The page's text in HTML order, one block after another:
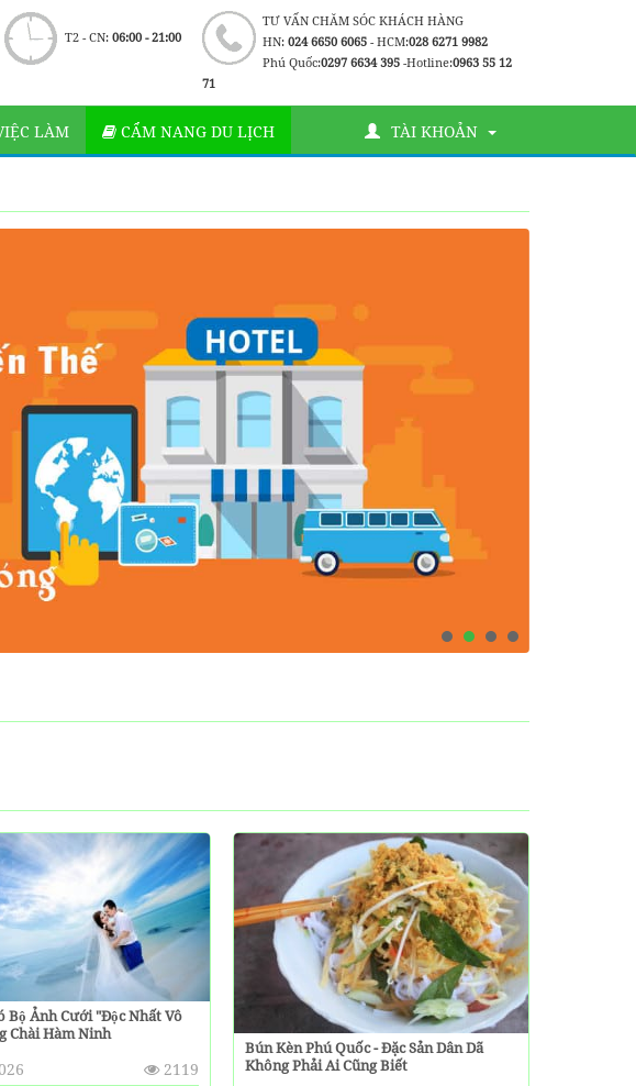
TƯ VẤN CHĂM SÓC KHÁCH HÀNG
HN: 024 6650 6065- HCM:028 6271 9982
Phú Quốc:0297 6634 395 -Hotline:0963 55 12
71
T2 - CN: 06:00 - 21:00
LÀM CẨM NANG DU LỊCH TÀI KHOẢN
Bộ Ảnh Cưới "độc Nhất Vô
Chài Hàm Ninh
2119
Bún Kèn Phú Quốc - Đặc Sản Dân Dã
Không Phải Ai Cũng Biết